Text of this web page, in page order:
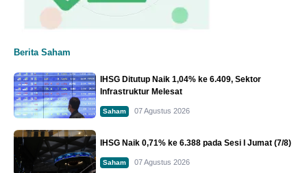
Berita Saham
IHSG Ditutup Naik 1,04% ke 6.409, Sektor
Infrastruktur Melesat
Saham 07 Agustus 2026
IHSG Naik 0,71% ke 6.388 pada Sesi I Jumat (7/8)
Saham 07 Agustus 2026